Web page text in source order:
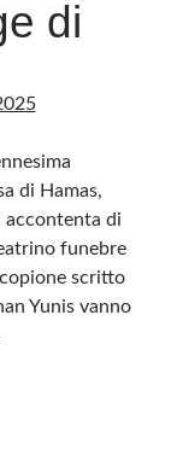
di
di Hamas,
accontenta di
funebre
scritto
Yunis vanno